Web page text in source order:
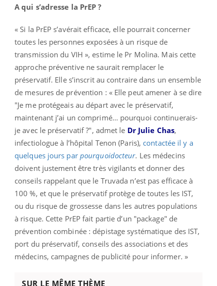
A qui s’adresse la PrEP ?
« Si la PrEP s’avérait efficace, elle pourrait concerner
toutes les personnes exposées à un risque de
transmission du VIH », estime le Pr Molina. Mais cette
approche préventive ne saurait remplacer le
préservatif. Elle s’inscrit au contraire dans un ensemble
de mesures de prévention : « Elle peut amener à se dire
"Je me protégeais au départ avec le préservatif,
maintenant j’ai un comprimé… pourquoi continuerais-
je avec le préservatif ?", admet le Dr Julie Chas,
infectiologue à l’hôpital Tenon (Paris), contactée il y a
quelques jours par pourquoidocteur. Les médecins
doivent justement être très vigilants et donner des
conseils rappelant que le Truvada n’est pas efficace à
100 %, et que le préservatif protège de toutes les IST,
ou du risque de grossesse dans les autres populations
à risque. Cette PrEP fait partie d’un "package" de
prévention combinée : dépistage systématique des IST,
port du préservatif, conseils des associations et des
médecins, campagnes de publicité pour informer. »
SUR LE MÊME THÈME